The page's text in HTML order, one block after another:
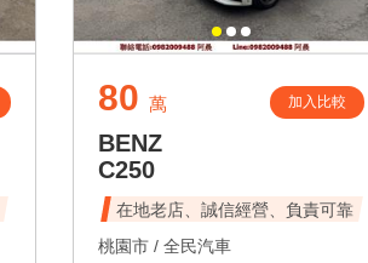
80 萬 加入比較
BENZ
C250
在地老店、誠信經營、負責可靠
桃園市 / 全民汽車